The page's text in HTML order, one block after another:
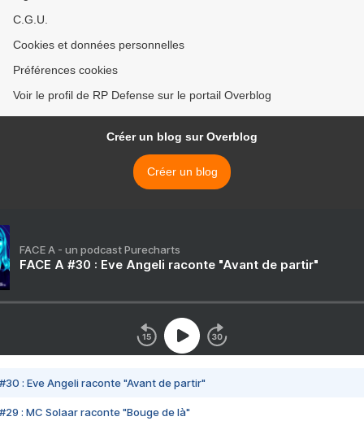
C.G.U.
Cookies et données personnelles
Préférences cookies
Voir le profil de RP Defense sur le portail Overblog
Créer un blog sur Overblog
Créer un blog
FACE A - un podcast Purecharts
FACE A #30 : Eve Angeli raconte "Avant de partir"
#30 : Eve Angeli raconte "Avant de partir"
#29 : MC Solaar raconte "Bouge de là"